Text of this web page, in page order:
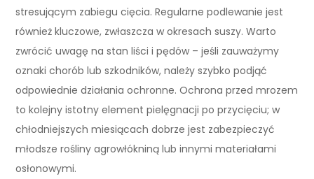
stresującym zabiegu cięcia. Regularne podlewanie jest
również kluczowe, zwłaszcza w okresach suszy. Warto
zwrócić uwagę na stan liści i pędów – jeśli zauważymy
oznaki chorób lub szkodników, należy szybko podjąć
odpowiednie działania ochronne. Ochrona przed mrozem
to kolejny istotny element pielęgnacji po przycięciu; w
chłodniejszych miesiącach dobrze jest zabezpieczyć
młodsze rośliny agrowłókniną lub innymi materiałami
osłonowymi.